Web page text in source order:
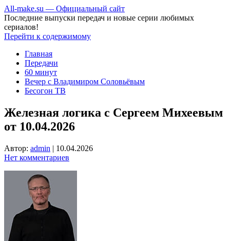
All-make.su — Официальный сайт
Последние выпуски передач и новые серии любимых
сериалов!
Перейти к содержимому
Главная
Передачи
60 минут
Вечер с Владимиром Соловьёвым
Бесогон ТВ
Железная логика с Сергеем Михеевым
от 10.04.2026
Автор: admin | 10.04.2026
Нет комментариев